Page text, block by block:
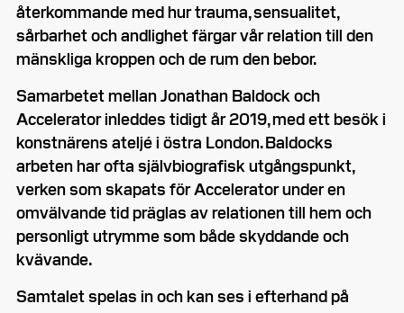
återkommande med hur trauma, sensualitet,
sårbarhet och andlighet färgar vår relation till den
mänskliga kroppen och de rum den bebor.
Samarbetet mellan Jonathan Baldock och
Accelerator inleddes tidigt år 2019, med ett besök i
konstnärens ateljé i östra London. Baldocks
arbeten har ofta självbiografisk utgångspunkt,
verken som skapats för Accelerator under en
omvälvande tid präglas av relationen till hem och
personligt utrymme som både skyddande och
kvävande.
Samtalet spelas in och kan ses i efterhand på